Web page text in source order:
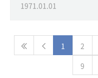
1971.01.01
1 2
9